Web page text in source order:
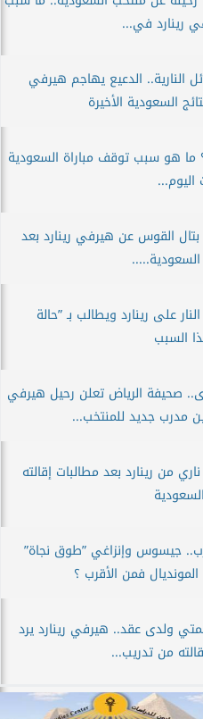
رينارد في...
النارية.. الدعيع يهاجم هيرفي
السعودية الأخيرة
هو سبب توقف مباراة السعودية
اليوم...
القوس عن هيرفي رينارد بعد
السعودية.....
على رينارد ويطالب بـ ”حالة
السبب
صحيفة الرياض تعلن رحيل هيرفي
مدرب جديد للمنتخب...
من رينارد بعد مطالبات إقالته
جيسوس وإنزاغي ”طوق نجاة”
فمن الأقرب ؟
ولدى عقد.. هيرفي رينارد يرد
من تدريب...